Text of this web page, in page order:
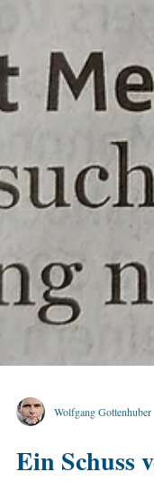
Wolfgang Gottenhuber